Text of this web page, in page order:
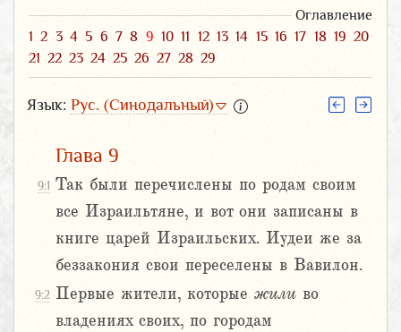
Оглавление
1 2 3 4 5 6 7 8 9 10 11 12 13 14 15 16 17 18 19 20
21 22 23 24 25 26 27 28 29
Язык: Рус. (Синодальный)
Глава 9
9:1 Так были перечислены по родам своим
все Израильтяне, и вот они записаны в
книге царей Израильских. Иудеи же за
беззакония свои переселены в Вавилон.
9:2 Первые жители, которые жили во
владениях своих, по городам